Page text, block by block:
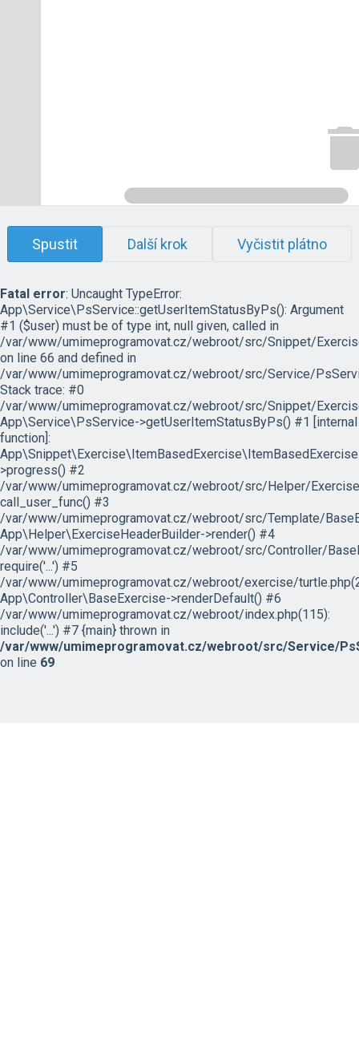
Spustit Další krok Vyčistit plátno
Fatal error: Uncaught TypeError:
App\Service\PsService::getUserItemStatusByPs(): Argument
#1 ($user) must be of type int, null given, called in
/var/www/umimeprogramovat.cz/webroot/src/Snippet/
on line 66 and defined in
/var/www/umimeprogramovat.cz/webroot/src/Service/
Stack trace: #0
/var/www/umimeprogramovat.cz/webroot/src/Snippet/
App\Service\PsService->getUserItemStatusByPs() #1 [internal
function]:
>progress() #2
/var/www/umimeprogramovat.cz/webroot/src/Helper/
call_user_func() #3
/var/www/umimeprogramovat.cz/webroot/src/Template/
App\Helper\ExerciseHeaderBuilder->render() #4
/var/www/umimeprogramovat.cz/webroot/src/Controller/
require('...') #5
/var/www/umimeprogramovat.cz/webroot/exercise/
App\Controller\BaseExercise->renderDefault() #6
/var/www/umimeprogramovat.cz/webroot/index.php(115):
include('...') #7 {main} thrown in
/var/www/umimeprogramovat.cz/webroot/src/Service/
on line 69